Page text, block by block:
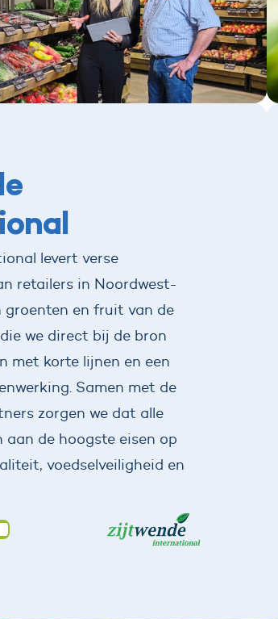
levert verse
retailers in Noordwest-
groenten en fruit van de
we direct bij de bron
met korte lijnen en een
Samen met de
zorgen we dat alle
aan de hoogste eisen op
voedselveiligheid en